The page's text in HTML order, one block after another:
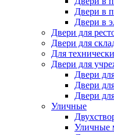
Двери в
Двери в
Двери для
Двери для
Для
Двери для
Двери
Двери
Двери
Уличные
Уличные